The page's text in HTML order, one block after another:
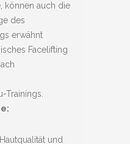
können auch die
des
erwähnt
Facelifting
Trainings.
und